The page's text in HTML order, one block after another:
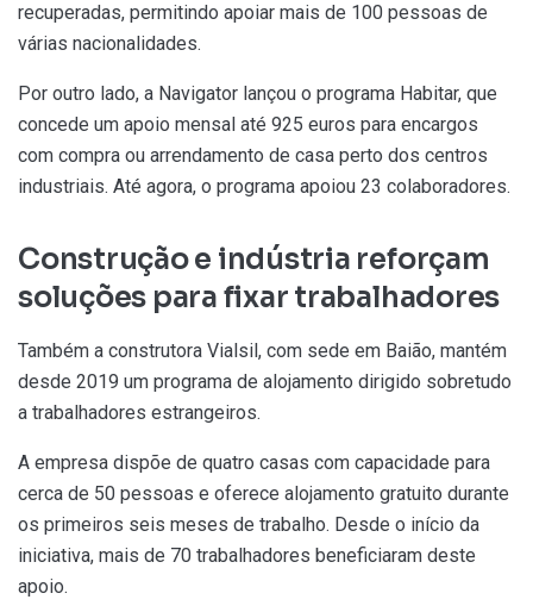
recuperadas, permitindo apoiar mais de 100 pessoas de
várias nacionalidades.
Por outro lado, a Navigator lançou o programa Habitar, que
concede um apoio mensal até 925 euros para encargos
com compra ou arrendamento de casa perto dos centros
industriais. Até agora, o programa apoiou 23 colaboradores.
Construção e indústria reforçam
soluções para fixar trabalhadores
Também a construtora Vialsil, com sede em Baião, mantém
desde 2019 um programa de alojamento dirigido sobretudo
a trabalhadores estrangeiros.
A empresa dispõe de quatro casas com capacidade para
cerca de 50 pessoas e oferece alojamento gratuito durante
os primeiros seis meses de trabalho. Desde o início da
iniciativa, mais de 70 trabalhadores beneficiaram deste
apoio.